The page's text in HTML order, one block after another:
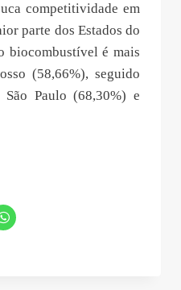
competitividade em
parte dos Estados do
biocombustível é mais
(58,66%), seguido
Paulo (68,30%) e